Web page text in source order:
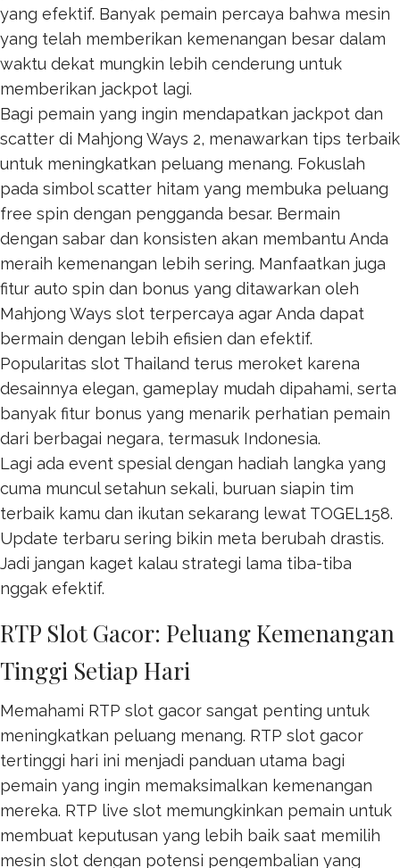
yang efektif. Banyak pemain percaya bahwa mesin
yang telah memberikan kemenangan besar dalam
waktu dekat mungkin lebih cenderung untuk
memberikan jackpot lagi.
Bagi pemain yang ingin mendapatkan jackpot dan
scatter di Mahjong Ways 2, menawarkan tips terbaik
untuk meningkatkan peluang menang. Fokuslah
pada simbol scatter hitam yang membuka peluang
free spin dengan pengganda besar. Bermain
dengan sabar dan konsisten akan membantu Anda
meraih kemenangan lebih sering. Manfaatkan juga
fitur auto spin dan bonus yang ditawarkan oleh
Mahjong Ways slot terpercaya agar Anda dapat
bermain dengan lebih efisien dan efektif.
Popularitas slot Thailand terus meroket karena
desainnya elegan, gameplay mudah dipahami, serta
banyak fitur bonus yang menarik perhatian pemain
dari berbagai negara, termasuk Indonesia.
Lagi ada event spesial dengan hadiah langka yang
cuma muncul setahun sekali, buruan siapin tim
terbaik kamu dan ikutan sekarang lewat TOGEL158.
Update terbaru sering bikin meta berubah drastis.
Jadi jangan kaget kalau strategi lama tiba-tiba
nggak efektif.
RTP Slot Gacor: Peluang Kemenangan
Tinggi Setiap Hari
Memahami RTP slot gacor sangat penting untuk
meningkatkan peluang menang. RTP slot gacor
tertinggi hari ini menjadi panduan utama bagi
pemain yang ingin memaksimalkan kemenangan
mereka. RTP live slot memungkinkan pemain untuk
membuat keputusan yang lebih baik saat memilih
mesin slot dengan potensi pengembalian yang